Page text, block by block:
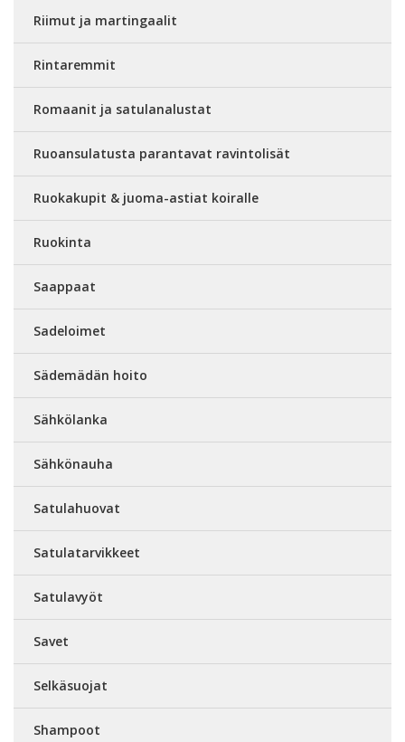
Riimut ja martingaalit
Rintaremmit
Romaanit ja satulanalustat
Ruoansulatusta parantavat ravintolisät
Ruokakupit & juoma-astiat koiralle
Ruokinta
Saappaat
Sadeloimet
Sädemädän hoito
Sähkölanka
Sähkönauha
Satulahuovat
Satulatarvikkeet
Satulavyöt
Savet
Selkäsuojat
Shampoot